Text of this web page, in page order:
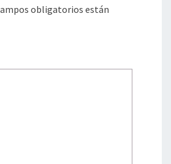
obligatorios están